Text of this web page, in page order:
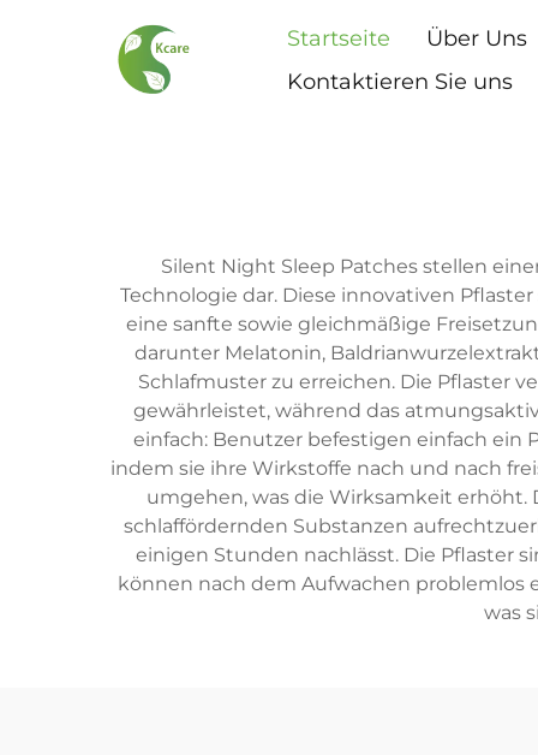
Startseite Über Uns
Kontaktieren Sie uns
Silent Night Sleep Patches stellen
Technologie dar. Diese innovativen
eine sanfte sowie gleichmäßige
darunter Melatonin,
Schlafmuster zu erreichen. Die Pflaster
gewährleistet, während das
einfach: Benutzer befestigen einfach ein
indem sie ihre Wirkstoffe nach und nach
umgehen, was die Wirksamkeit
schlaffördernden Substanzen
einigen Stunden nachlässt. Die Pflaster
können nach dem Aufwachen problemlos
was